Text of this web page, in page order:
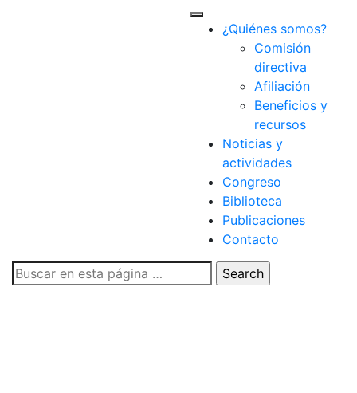
¿Quiénes somos?
Comisión
directiva
Afiliación
Beneficios y
recursos
Noticias y
actividades
Congreso
Biblioteca
Publicaciones
Contacto
Buscar: